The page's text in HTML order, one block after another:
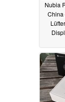
Nubia
China